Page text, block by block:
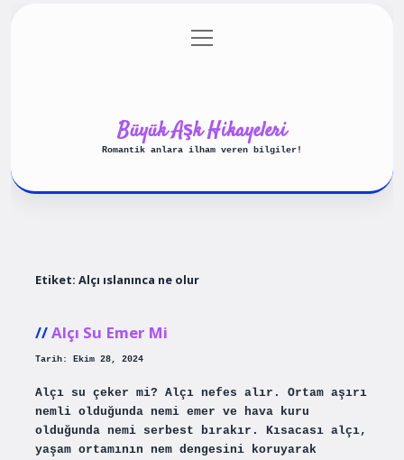
Gizlilik Politikası
menüyü
aç
Büyük Aşk Hikayeleri
Romantik anlara ilham veren bilgiler!
Etiket: Alçı ıslanınca ne olur
Alçı Su Emer Mi
Tarih: Ekim 28, 2024
Alçı su çeker mi? Alçı nefes alır. Ortam aşırı
nemli olduğunda nemi emer ve hava kuru
olduğunda nemi serbest bırakır. Kısacası alçı,
yaşam ortamının nem dengesini koruyarak